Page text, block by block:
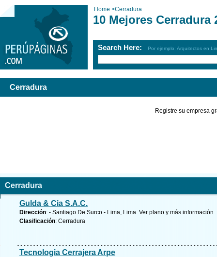
Home >Cerradura
10 Mejores Cerradura
Search Here: Por ejemplo: Arquitectos en
Cerradura
Registre su empresa
Cerradura
Gulda & Cia S.A.C.
Dirección: - Santiago De Surco - Lima, Lima. Ver plano y más información
Clasificación: Cerradura
Tecnologia Cerrajera Arpe